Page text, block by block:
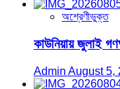
অশ্রেণীভুক্ত
কাউনিয়ায় জুলাই
Admin August 5,